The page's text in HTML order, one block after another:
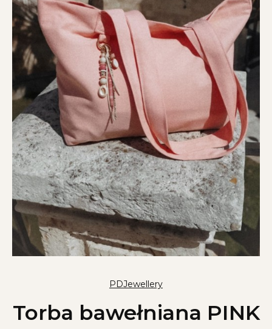
PDJewellery
Torba bawełniana PINK